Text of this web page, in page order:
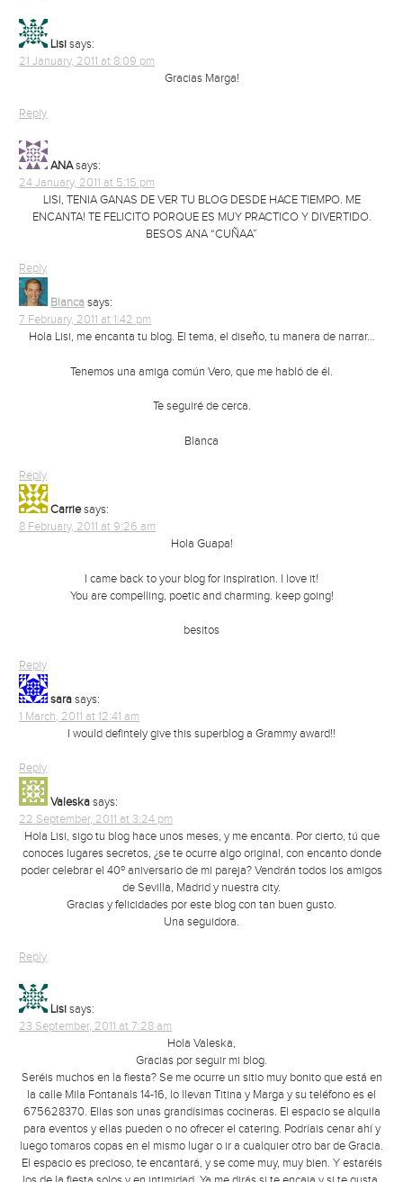
Lisi says:
21 January, 2011 at 8:09 pm
Gracias Marga!
Reply
ANAsays:
24 January, 2011 at 5:15 pm
LISI, TENIA GANAS DE VER TU BLOG DESDE HACE TIEMPO. ME
ENCANTA! TE FELICITO PORQUE ES MUY PRACTICO Y DIVERTIDO.
BESOS ANA “CUÑAA”
Reply
Blanca says:
7 February, 2011 at 1:42 pm
Hola Lisi, me encanta tu blog. El tema, el diseño, tu manera de narrar…
Tenemos una amiga común Vero, que me habló de él.
Te seguiré de cerca.
Blanca
Reply
Carriesays:
8 February, 2011 at 9:26 am
Hola Guapa!
I came back to your blog for inspiration. I love it!
You are compelling, poetic and charming. keep going!
besitos
Reply
sara says:
1 March, 2011 at 12:41 am
I would defintely give this superblog a Grammy award!!
Reply
Valeska says:
22 September, 2011 at 3:24 pm
Hola Lisi, sigo tu blog hace unos meses, y me encanta. Por cierto, tú que
conoces lugares secretos, ¿se te ocurre algo original, con encanto donde
poder celebrar el 40º aniversario de mi pareja? Vendrán todos los amigos
de Sevilla, Madrid y nuestra city.
Gracias y felicidades por este blog con tan buen gusto.
Una seguidora.
Reply
Lisi says:
23 September, 2011 at 7:28 am
Hola Valeska,
Gracias por seguir mi blog.
Seréis muchos en la fiesta? Se me ocurre un sitio muy bonito que está en
la calle Mila Fontanals 14-16, lo llevan Titina y Marga y su teléfono es el
675628370. Ellas son unas grandísimas cocineras. El espacio se alquila
para eventos y ellas pueden o no ofrecer el catering. Podríais cenar ahí y
luego tomaros copas en el mismo lugar o ir a cualquier otro bar de Gracia.
El espacio es precioso, te encantará, y se come muy, muy bien. Y estaréis